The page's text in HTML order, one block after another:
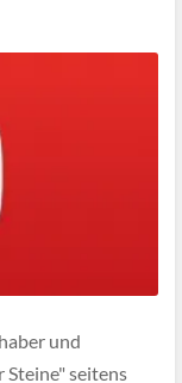
und
Steine" seitens